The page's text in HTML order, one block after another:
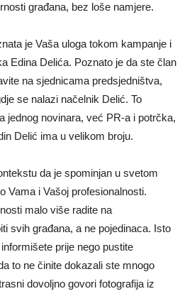
građana, bez loše namjere.
je Vaša uloga tokom kampanje i
Edina Delića. Poznato je da ste član
na sjednicama predsjedništva,
se nalazi načelnik Delić. To
jednog novinara, već PR-a i potrčka,
Delić ima u velikom broju.
da je spominjan u svetom
Vama i Vašoj profesionalnosti.
malo više radite na
svih građana, a ne pojedinaca. Isto
prije nego pustite
to ne činite dokazali ste mnogo
dovoljno govori fotografija iz